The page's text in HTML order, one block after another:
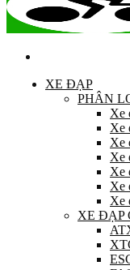
XE ĐẠP
PHÂN
Xe
Xe
Xe
Xe
Xe
Xe
Xe
XE ĐẠP